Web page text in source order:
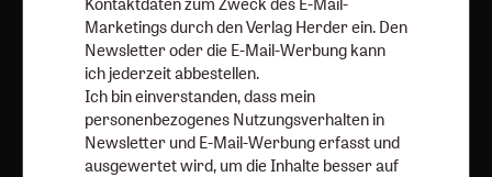
ausschalten.
Weiterführende Informationen finden Sie in unseren
Datenschutzhinweisen.
Marketings durch den Verlag Herder ein. Den
Newsletter oder die E-Mail-Werbung kann
ich jederzeit abbestellen.
Ich bin einverstanden, dass mein
personenbezogenes Nutzungsverhalten in
Newsletter und E-Mail-Werbung erfasst und
ausgewertet wird, um die Inhalte besser auf